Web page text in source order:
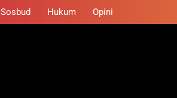
Sosbud Hukum Opini